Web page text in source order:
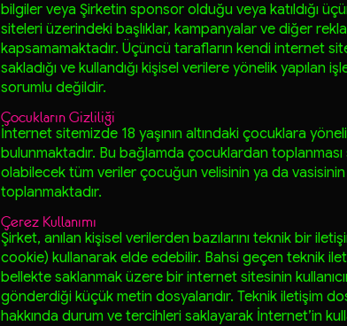
bilgiler veya Şirketin sponsor olduğu veya katıldığı
siteleri üzerindeki başlıklar, kampanyalar ve diğer
kapsamamaktadır. Üçüncü tarafların kendi internet
sakladığı ve kullandığı kişisel verilere yönelik yapılan
sorumlu değildir.
Çocukların Gizliliği
İnternet sitemizde 18 yaşının altındaki çocuklara
bulunmaktadır. Bu bağlamda çocuklardan
olabilecek tüm veriler çocuğun velisinin ya da vasisinin
toplanmaktadır.
Çerez Kullanımı
Şirket, anılan kişisel verilerden bazılarını teknik bir
cookie) kullanarak elde edebilir. Bahsi geçen teknik
bellekte saklanmak üzere bir internet sitesinin
gönderdiği küçük metin dosyalarıdır. Teknik iletişim
hakkında durum ve tercihleri saklayarak İnternet’in